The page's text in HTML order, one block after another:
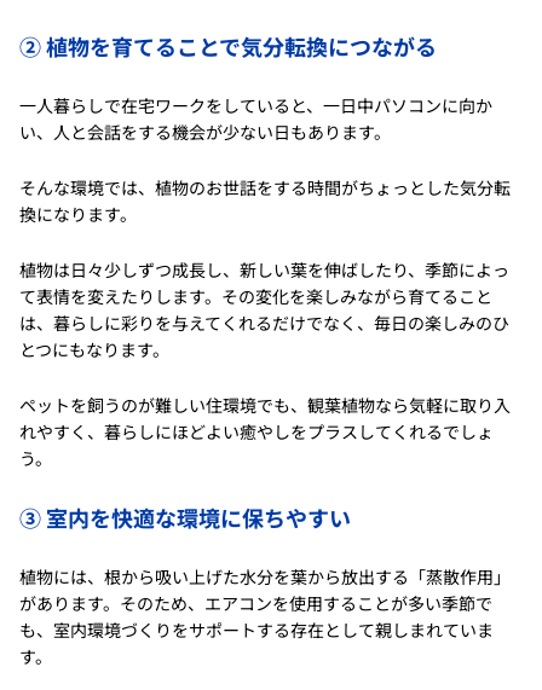
② 植物を育てることで気分転換につながる
一人暮らしで在宅ワークをしていると、一日中パソコンに向か
い、人と会話をする機会が少ない日もあります。
そんな環境では、植物のお世話をする時間がちょっとした気分転
換になります。
植物は日々少しずつ成長し、新しい葉を伸ばしたり、季節によっ
て表情を変えたりします。その変化を楽しみながら育てること
は、暮らしに彩りを与えてくれるだけでなく、毎日の楽しみのひ
とつにもなります。
ペットを飼うのが難しい住環境でも、観葉植物なら気軽に取り入
れやすく、暮らしにほどよい癒やしをプラスしてくれるでしょ
う。
③ 室内を快適な環境に保ちやすい
植物には、根から吸い上げた水分を葉から放出する「蒸散作用」
があります。そのため、エアコンを使用することが多い季節で
も、室内環境づくりをサポートする存在として親しまれていま
す。